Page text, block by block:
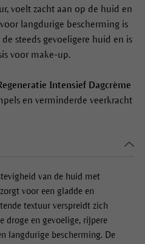
voelt zacht aan op de huid en
langdurige bescherming is
steeds gevoeligere huid en is
voor make-up.
Intensief Dagcrème
en verminderde veerkracht
van de huid met
voor een gladde en
textuur verspreidt zich
droge en gevoelige, rijpere
langdurige bescherming. De